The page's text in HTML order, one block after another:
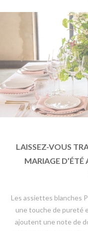
LAISSEZ-VOUS
MARIAGE D’ÉTÉ
Les assiettes blanches
une touche de pureté
ajoutent une note de